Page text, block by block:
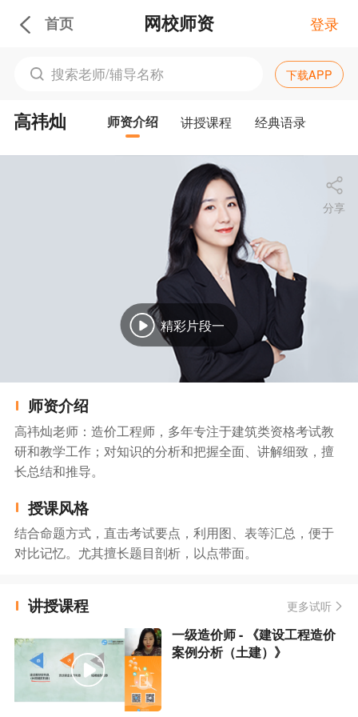
首页 网校师资 登录
下载APP
高祎灿 师资介绍 讲授课程 经典语录
精彩片段一
分享
师资介绍
高祎灿老师：造价工程师，多年专注于建筑类资格考试教
研和教学工作；对知识的分析和把握全面、讲解细致，擅
长总结和推导。
授课风格
结合命题方式，直击考试要点，利用图、表等汇总，便于
对比记忆。尤其擅长题目剖析，以点带面。
讲授课程 更多试听
一级造价师 - 《建设工程造价
案例分析（土建）》